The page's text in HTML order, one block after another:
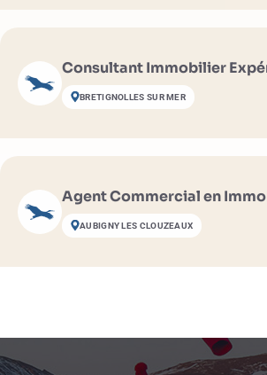
Consultant Immobilier
BRETIGNOLLES SUR MER
Agent Commercial en
AUBIGNY LES CLOUZEAUX